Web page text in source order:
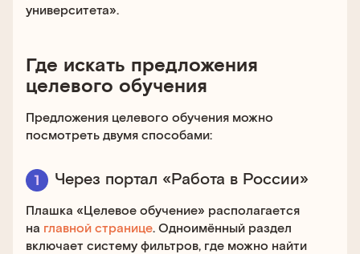
университета».
Где искать предложения
целевого обучения
Предложения целевого обучения можно
посмотреть двумя способами:
Через портал «Работа в России»
Плашка «Целевое обучение» располагается
на главной странице. Одноимённый раздел
включает систему фильтров, где можно найти